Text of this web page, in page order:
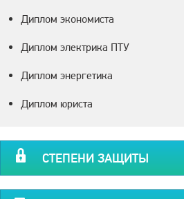
Диплом экономиста
Диплом электрика ПТУ
Диплом энергетика
Диплом юриста
СТЕПЕНИ ЗАЩИТЫ